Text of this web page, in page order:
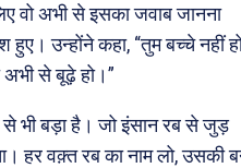
वो अभी से इसका जवाब जानना
उन्होंने कहा, “तुम बच्चे नहीं
अभी से बूढ़े हो।”
से भी बड़ा है। जो इंसान रब से जुड़
हर वक़्त रब का नाम लो, उसकी